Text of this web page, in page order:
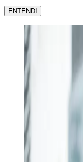
ENTENDI